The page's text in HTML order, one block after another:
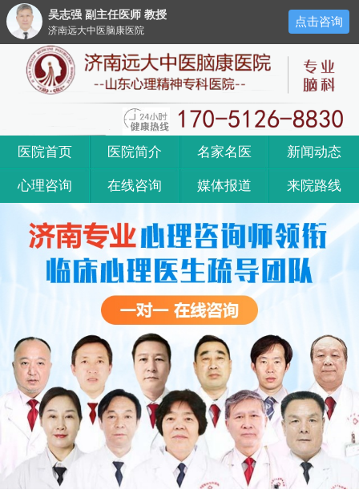
医院首页 医院简介 名家名医 新闻动态
心理咨询 在线咨询 媒体报道 来院路线
吴志强 副主任医师 教授
济南远大中医脑康医院
点击咨询